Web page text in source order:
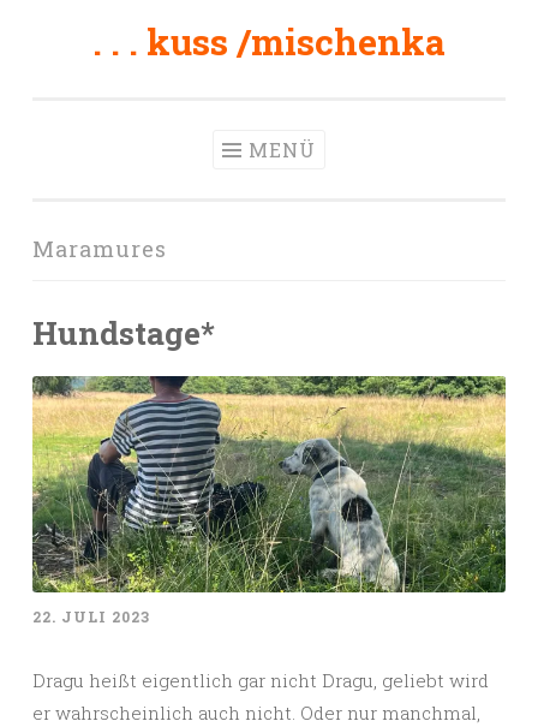
. . . kuss /mischenka
MENÜ
Maramures
Hundstage*
22. JULI 2023
Dragu heißt eigentlich gar nicht Dragu, geliebt wird
er wahrscheinlich auch nicht. Oder nur manchmal,